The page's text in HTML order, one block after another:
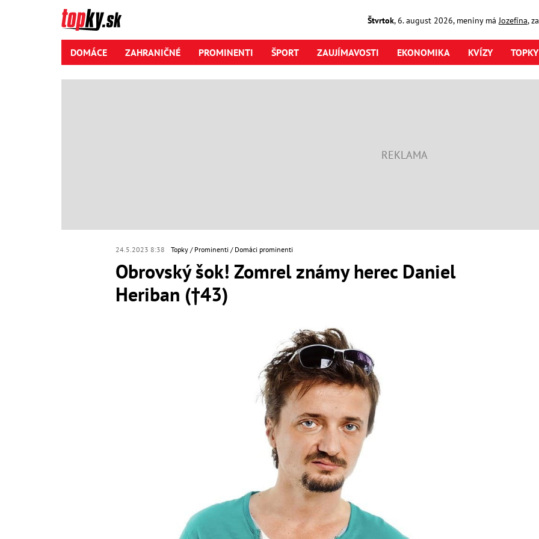
Štvrtok,6. august2026, meniny má Jozefína,
DOMÁCE ZAHRANIČNÉ PROMINENTI ŠPORT ZAUJÍMAVOSTI EKONOMIKA KVÍZY
24.5.2023 8:38 Topky Prominenti Domáci prominenti
Obrovský šok! Zomrel známy herec Daniel
Heriban (†43)